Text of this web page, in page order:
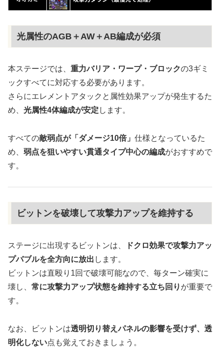
光属性のAGB＋AW＋AB編成が必須
本ステージでは、 重力バリア・ワープ・ブロックの3ギミ
ックすべてに対応する必要があります。
さらにエレメントアタックと属性効果アップが発生するた
め、 光属性4体編成が安定 します。
すべての敵弱点が「ダメージ10倍」 仕様となっているた
め、 弱点を狙いやすい貫通タイプ中心の編成がおすすめで
す。
ビットンを破壊して攻撃力アップを維持する
ステージに出現するビットンは、
ドクロ効果で攻撃力アッ
プバブルを全方向に放出 します。
ビットンは直殴り1回で破壊可能なので、毎ターン確実に
壊し、 常に攻撃力アップ状態を維持する立ち回り が重要で
す。
なお、ビットンは透明切り替えパネルの影響を受けず、透
明化しない点も覚えておきましょう。